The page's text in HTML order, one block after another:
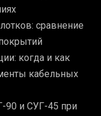
сравнение
когда и как
кабельных
90 и СУГ-45 при